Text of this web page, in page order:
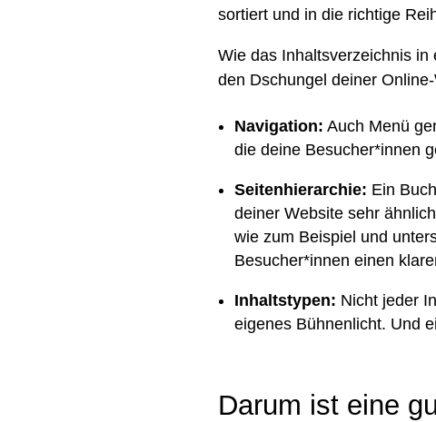
sortiert und in die richtige
Wie das Inhaltsverzeichnis
den Dschungel deiner
Navigation: Auch Menü
die deine Besucher*innen
Seitenhierarchie: Ein
deiner Website sehr
wie zum Beispiel und
Besucher*innen einen
Inhaltstypen: Nicht jeder
eigenes Bühnenlicht. Und
Darum ist eine